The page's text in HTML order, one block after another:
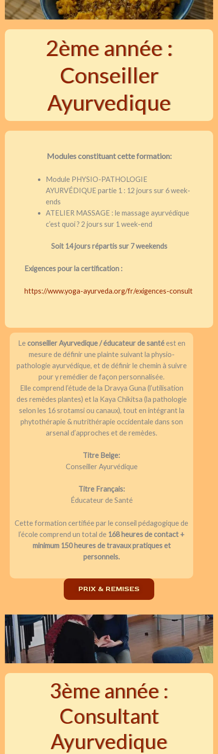
2ème année :
Conseiller
Ayurvedique
Modules constituant cette formation:
Module PHYSIO-PATHOLOGIE
AYURVÉDIQUE partie 1 : 12 jours sur 6 week-
ends
ATELIER MASSAGE : le massage ayurvédique
c’est quoi ? 2 jours sur 1 week-end
Soit 14 jours répartis sur 7 weekends
Exigences pour la certification :
https://www.yoga-ayurveda.org/fr/exigences-consult
Leconseiller Ayurvedique / éducateur de santéest en
mesure de définir une plainte suivant la physio-
pathologie ayurvédique, et de définir le chemin à suivre
pour y remédier de façon personnalisée.
Elle comprend l’étude de la Dravya Guna (l’utilisation
des remèdes plantes) et la Kaya Chikitsa (la pathologie
selon les 16 srotamsi ou canaux), tout en intégrant la
phytothérapie & nutrithérapie occidentale dans son
arsenal d’approches et de remèdes.
Titre Belge:
Conseiller Ayurvédique
Titre Français:
Éducateur de Santé
Cette formation certifiée par le conseil pédagogique de
l’école comprend un total de 168 heures de contact +
minimum 150 heures de travaux pratiques et
personnels.
PRIX & REMISES
3ème année :
Consultant
Ayurvedique